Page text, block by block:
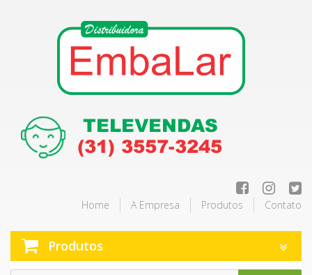
Home A Empresa Produtos Contato
Produtos